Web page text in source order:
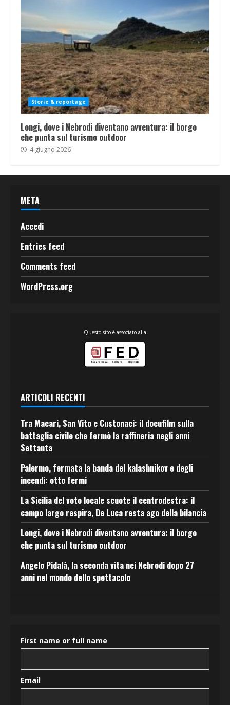
Storie & reportage
Longi, dove i Nebrodi diventano avventura: il borgo
che punta sul turismo outdoor
4 giugno 2026
META
Accedi
Entries feed
Comments feed
WordPress.org
Questo sito è associato alla
ARTICOLI RECENTI
Tra Macari, San Vito e Custonaci: il docufilm sulla
battaglia civile che fermò la raffineria negli anni
Settanta
Palermo, fermata la banda del kalashnikov e degli
incendi: otto fermi
La Sicilia del voto locale scuote il centrodestra: il
campo largo respira, De Luca resta ago della bilancia
Longi, dove i Nebrodi diventano avventura: il borgo
che punta sul turismo outdoor
Angelo Pidalà, la seconda vita nei Nebrodi dopo 27
anni nel mondo dello spettacolo
First name or full name
Email